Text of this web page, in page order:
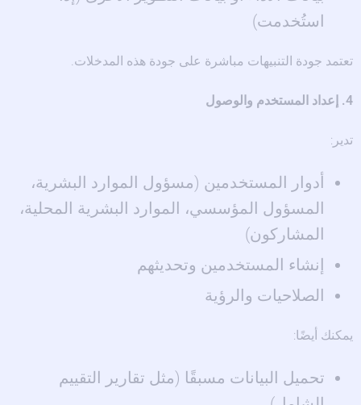
استُخدمت)
تعتمد جودة التنبيهات مباشرة على جودة هذه المدخلات.
4. إعداد المستخدم والوصول
تدير:
أدوار المستخدمين (مسؤول الموارد البشرية،
المسؤول المؤسسي، الموارد البشرية المحلية،
المشاركون)
إنشاء المستخدمين وتحديثهم
الصلاحيات والرؤية
يمكنك أيضًا:
تحميل البيانات مسبقًا (مثل تقارير التقييم